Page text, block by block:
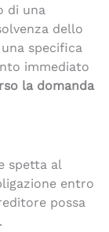
di una
dello
specifica
immediato
la domanda
spetta al
entro
possa